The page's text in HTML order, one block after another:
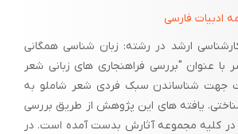
گذاری ساختمان شعر منثورش، مستقیماً، به
شاعرانه زبان فارسی، براحتی امکان پذیر
از شاعران معاصر را سراغ داریم که برای
گام در طریق شعر منثور گذاشتند و از هر
شان نیفزود.
ادبیات فارسی
ارشد در رشته: زبان شناسی همگانی
عنوان "بررسی فراهنجاری های زبانی شعر
جهت شناساندن سبک فردی شعر شاملو به
یافته های این پژوهش از طریق بررسی
در کلیه مجموعه آثارش بدست آمده است. در